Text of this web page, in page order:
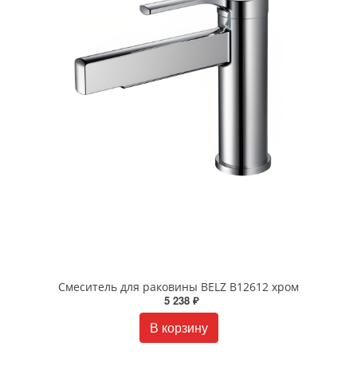
Смеситель для раковины BELZ B12612 хром
5 238 ₽
В корзину